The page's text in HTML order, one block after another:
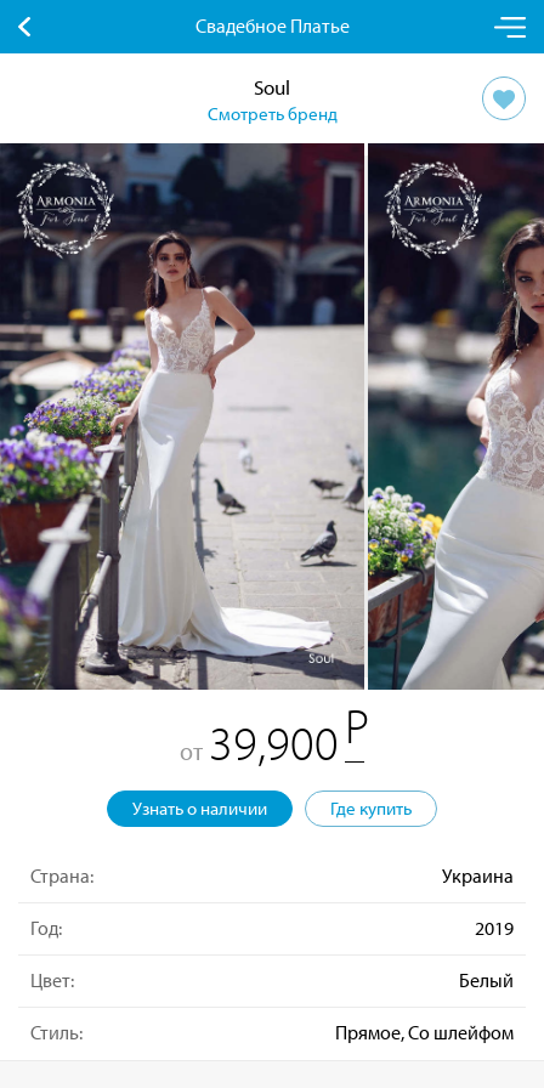
Свадебное Платье
Soul
Смотреть бренд
от 39,900
Узнать о наличии Где купить
Страна: Украина
Год: 2019
Цвет: Белый
Стиль: Прямое, Со шлейфом